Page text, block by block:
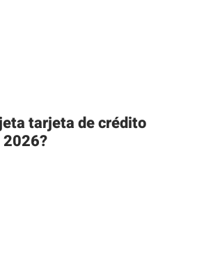
tarjeta de crédito
2026?